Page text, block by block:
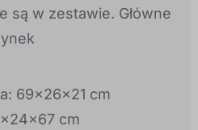
są w zestawie. Główne
69x26x21 cm
cm